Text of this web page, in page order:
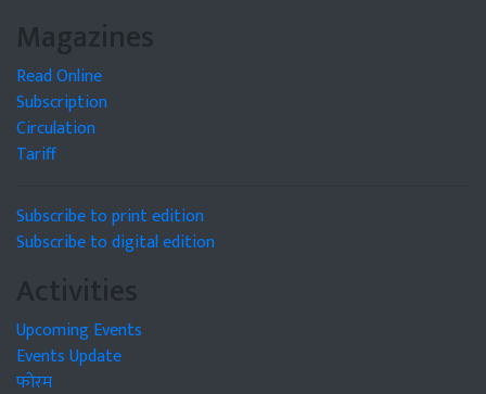
Magazines
Read Online
Subscription
Circulation
Tariff
Subscribe to print edition
Subscribe to digital edition
Activities
Upcoming Events
Events Update
फोरम